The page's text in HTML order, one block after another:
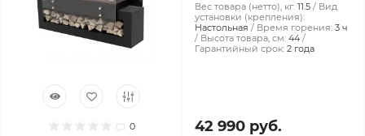
0
Вес товара (нетто), кг: 11.5
Вид
установки (крепления):
Настольная
Время горения: 3 ч
Высота товара, см: 44
Гарантийный срок: 2 года
42 990 руб.